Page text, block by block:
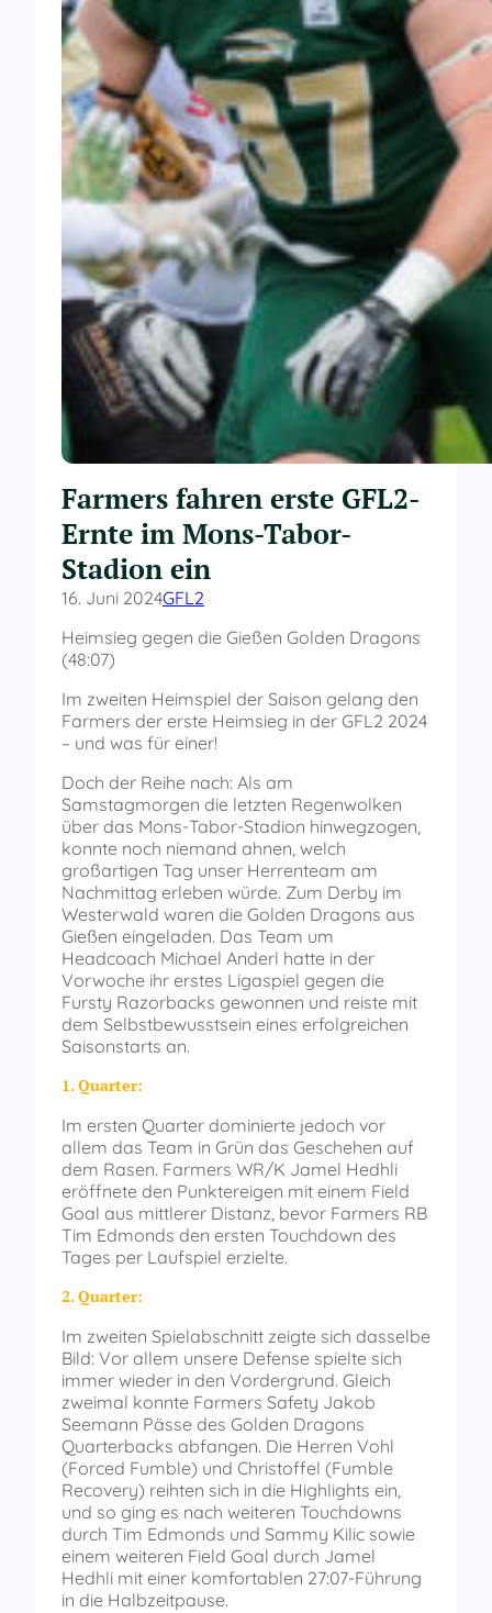
Farmers fahren erste GFL2-
Ernte im Mons-Tabor-
Stadion ein
16. Juni 2024GFL2
Heimsieg gegen die Gießen Golden Dragons
(48:07)
Im zweiten Heimspiel der Saison gelang den
Farmers der erste Heimsieg in der GFL2 2024
– und was für einer!
Doch der Reihe nach: Als am
Samstagmorgen die letzten Regenwolken
über das Mons-Tabor-Stadion hinwegzogen,
konnte noch niemand ahnen, welch
großartigen Tag unser Herrenteam am
Nachmittag erleben würde. Zum Derby im
Westerwald waren die Golden Dragons aus
Gießen eingeladen. Das Team um
Headcoach Michael Anderl hatte in der
Vorwoche ihr erstes Ligaspiel gegen die
Fursty Razorbacks gewonnen und reiste mit
dem Selbstbewusstsein eines erfolgreichen
Saisonstarts an.
1. Quarter:
Im ersten Quarter dominierte jedoch vor
allem das Team in Grün das Geschehen auf
dem Rasen. Farmers WR/K Jamel Hedhli
eröffnete den Punktereigen mit einem Field
Goal aus mittlerer Distanz, bevor Farmers RB
Tim Edmonds den ersten Touchdown des
Tages per Laufspiel erzielte.
2. Quarter:
Im zweiten Spielabschnitt zeigte sich dasselbe
Bild: Vor allem unsere Defense spielte sich
immer wieder in den Vordergrund. Gleich
zweimal konnte Farmers Safety Jakob
Seemann Pässe des Golden Dragons
Quarterbacks abfangen. Die Herren Vohl
(Forced Fumble) und Christoffel (Fumble
Recovery) reihten sich in die Highlights ein,
und so ging es nach weiteren Touchdowns
durch Tim Edmonds und Sammy Kilic sowie
einem weiteren Field Goal durch Jamel
Hedhli mit einer komfortablen 27:07-Führung
in die Halbzeitpause.